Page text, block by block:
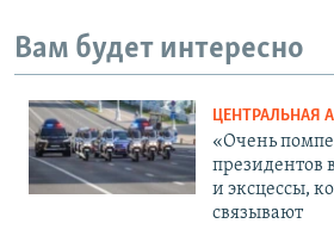
Вам будет интересно
ЦЕНТРАЛЬНАЯ
«Очень
президентов
и эксцессы,
связывают